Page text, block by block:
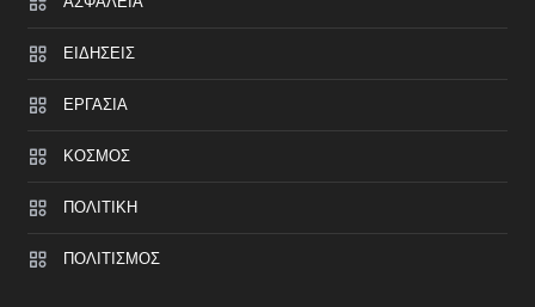
ΕΙΔΗΣΕΙΣ
ΕΡΓΑΣΙΑ
ΚΟΣΜΟΣ
ΠΟΛΙΤΙΚΗ
ΠΟΛΙΤΙΣΜΟΣ